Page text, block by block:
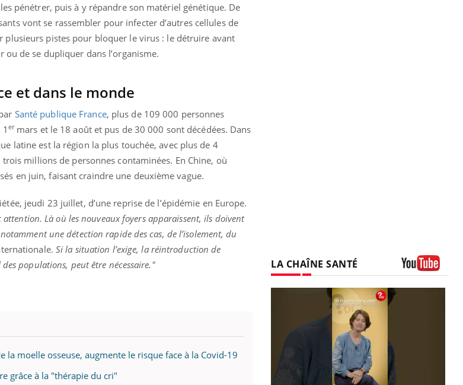
pénétrer, puis à y répandre son matériel génétique. De
vont se rassembler pour infecter d’autres cellules de
plusieurs pistes pour bloquer le virus : le détruire avant
ou de se dupliquer dans l’organisme.
et dans le monde
Santé publique France, plus de 109 000 personnes
ermars et le 18 août et pus de 30 000 sont décédées. Dans
latine est la région la plus touchée, avec plus de 4
millions de personnes contaminées. En Chine, où
en juin, faisant craindre une deuxième vague.
jeudi 23 juillet, d’une reprise de l’épidémie en Europe.
Là où les nouveaux foyers apparaissent, ils doivent
une détection rapide des cas, de l’isolement, du
Si la situation l’exige, la réintroduction de
populations, peut être nécessaire."
moelle osseuse, augmente le risque face à la Covid-19
grâce à la "thérapie du cri"
LA CHAÎNE SANTÉ